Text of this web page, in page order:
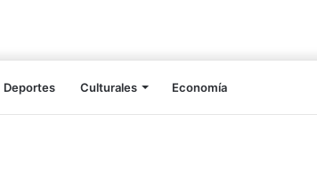
Deportes Culturales Economía